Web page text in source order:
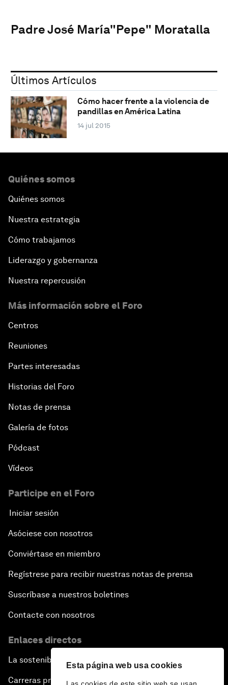
Esta página web usa cookies
Padre José María"Pepe" Moratalla
Últimos Artículos
Cómo hacer frente a la violencia de
pandillas en América Latina
14 jul 2015
Quiénes somos
Quiénes somos
Nuestra estrategia
Cómo trabajamos
Liderazgo y gobernanza
Nuestra repercusión
Más información sobre el Foro
Centros
Reuniones
Partes interesadas
Historias del Foro
Notas de prensa
Galería de fotos
Pódcast
Vídeos
Participe en el Foro
Iniciar sesión
Asóciese con nosotros
Conviértase en miembro
Regístrese para recibir nuestras notas de prensa
Suscríbase a nuestros boletines
Contacte con nosotros
Enlaces directos
La sostenibilidad en el Foro
Carreras profesionales